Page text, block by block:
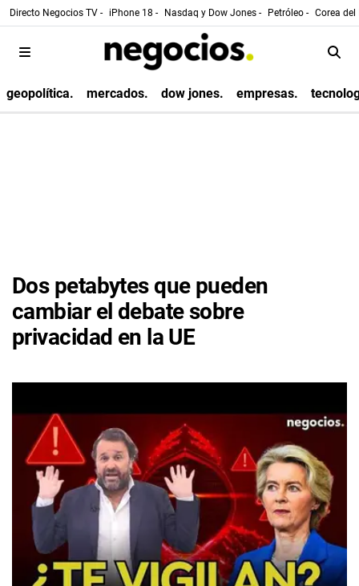
Directo Negocios TV - iPhone 18 - Nasdaq y Dow Jones - Petróleo - Corea
geopolítica. mercados. dow jones. empresas.
Dos petabytes que pueden
cambiar el debate sobre
privacidad en la UE